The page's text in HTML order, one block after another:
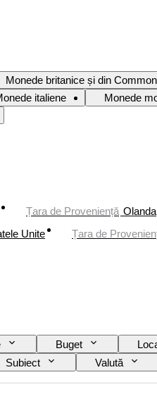
Monede britanice și din
italiene Monede
Țara de Proveniență Olanda
Unite Țara de
Buget
Subiect Valută